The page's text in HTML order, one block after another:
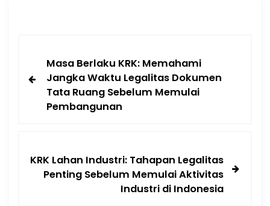
Masa Berlaku KRK: Memahami
Jangka Waktu Legalitas Dokumen
Tata Ruang Sebelum Memulai
Pembangunan
KRK Lahan Industri: Tahapan Legalitas
Penting Sebelum Memulai Aktivitas
Industri di Indonesia